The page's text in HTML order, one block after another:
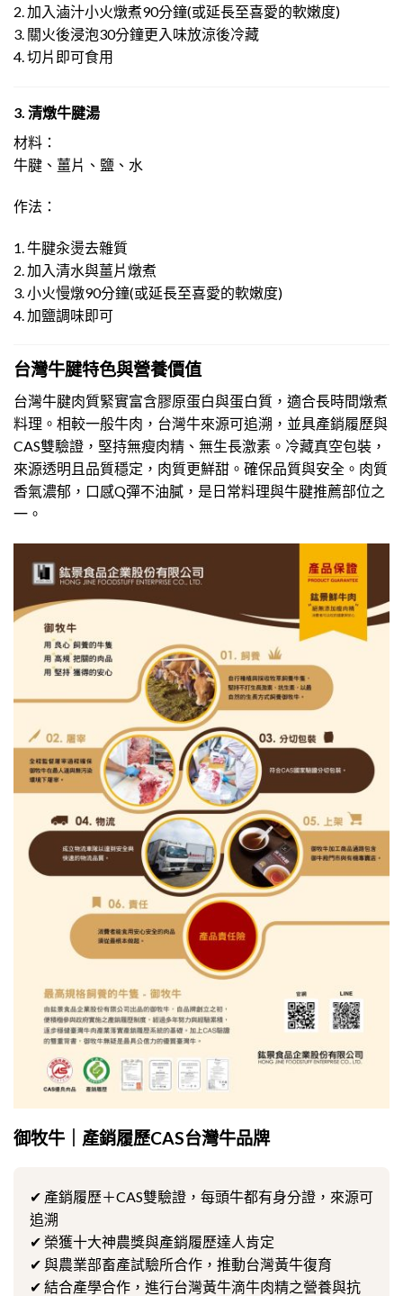
2. 加入滷汁小火燉煮90分鐘(或延長至喜愛的軟嫩度)
3. 關火後浸泡30分鐘更入味放涼後冷藏
4. 切片即可食用
3. 清燉牛腱湯
材料：
牛腱、薑片、鹽、水
作法：
1. 牛腱汆燙去雜質
2. 加入清水與薑片燉煮
3. 小火慢燉90分鐘(或延長至喜愛的軟嫩度)
4. 加鹽調味即可
台灣牛腱特色與營養價值
台灣牛腱肉質緊實富含膠原蛋白與蛋白質，適合長時間燉煮
料理。相較一般牛肉，台灣牛來源可追溯，並具產銷履歷與
CAS雙驗證，堅持無瘦肉精、無生長激素。冷藏真空包裝，
來源透明且品質穩定，肉質更鮮甜。確保品質與安全。肉質
香氣濃郁，口感Q彈不油膩，是日常料理與牛腱推薦部位之
一。
御牧牛｜產銷履歷CAS台灣牛品牌
✔ 產銷履歷＋CAS雙驗證，每頭牛都有身分證，來源可
追溯
✔ 榮獲十大神農獎與產銷履歷達人肯定
✔ 與農業部畜產試驗所合作，推動台灣黃牛復育
✔ 結合產學合作，進行台灣黃牛滴牛肉精之營養與抗